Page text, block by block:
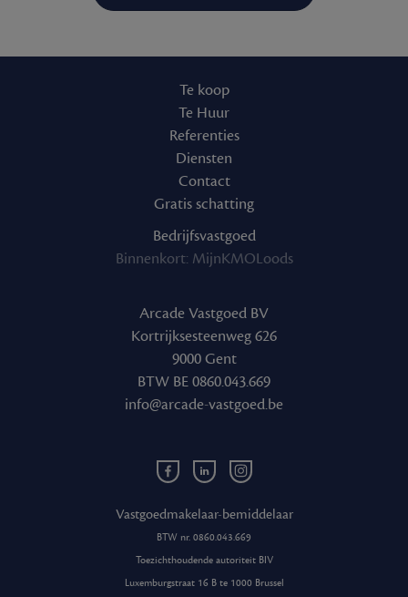
Te koop
Te Huur
Referenties
Diensten
Contact
Gratis schatting
Bedrijfsvastgoed
Binnenkort: MijnKMOLoods
Arcade Vastgoed BV
Kortrijksesteenweg 626
9000 Gent
BTW BE 0860.043.669
info@arcade-vastgoed.be
Facebook
Vastgoed
Linkedin
Vastgoed
Instagram
Vastgoed
Vastgoedmakelaar-bemiddelaar
BTW nr. 0860.043.669
Toezichthoudende autoriteit BIV
Luxemburgstraat 16 B te 1000 Brussel